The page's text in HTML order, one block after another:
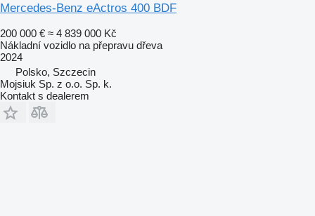
Mercedes-Benz eActros 400 BDF
200 000 € ≈ 4 839 000 Kč
Nákladní vozidlo na přepravu dřeva
2024
Polsko, Szczecin
Mojsiuk Sp. z o.o. Sp. k.
Kontakt s dealerem